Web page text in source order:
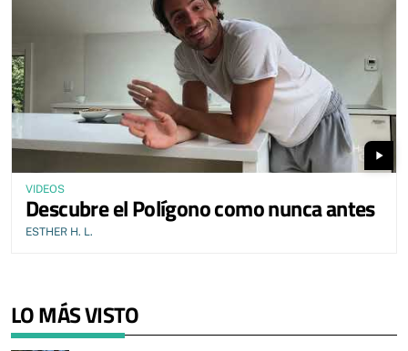
play_arrow
VIDEOS
Descubre el Polígono como nunca antes
ESTHER H. L.
LO MÁS VISTO